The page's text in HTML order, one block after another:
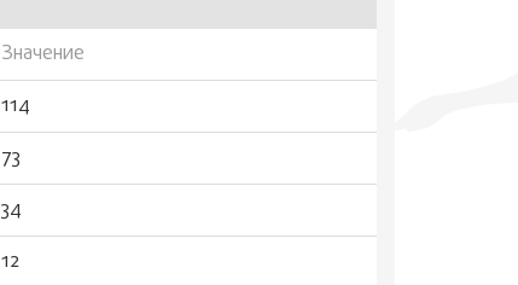
Значение
114
73
34
12